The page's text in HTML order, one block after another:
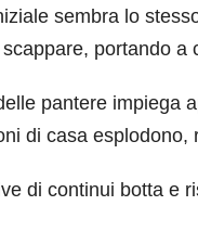
sembra lo
portando a
pantere
di casa esplodono,
di continui botta e